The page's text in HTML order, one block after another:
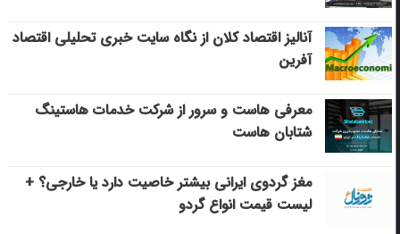
آنالیز اقتصاد کلان از نگاه سایت خبری تحلیلی اقتصاد
آفرین
معرفی هاست و سرور از شرکت خدمات هاستینگ
شتابان هاست
مغز گردوی ایرانی بیشتر خاصیت دارد یا خارجی؟ +
لیست قیمت انواع گردو